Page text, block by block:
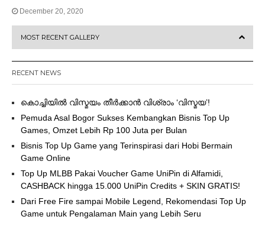
December 20, 2020
MOST RECENT GALLERY
RECENT NEWS
കൊച്ചിയിൽ വിസ്മയം തീർക്കാൻ വിശ്രാം ‘വിസ്മയ’!
Pemuda Asal Bogor Sukses Kembangkan Bisnis Top Up
Games, Omzet Lebih Rp 100 Juta per Bulan
Bisnis Top Up Game yang Terinspirasi dari Hobi Bermain
Game Online
Top Up MLBB Pakai Voucher Game UniPin di Alfamidi,
CASHBACK hingga 15.000 UniPin Credits + SKIN GRATIS!
Dari Free Fire sampai Mobile Legend, Rekomendasi Top Up
Game untuk Pengalaman Main yang Lebih Seru